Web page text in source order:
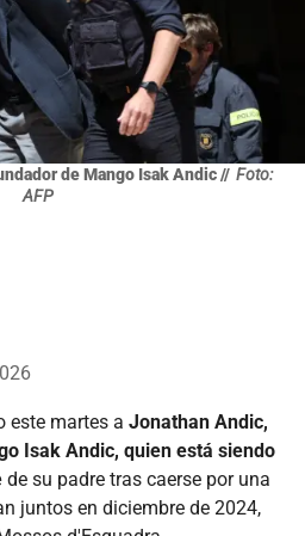
de Mango Isak Andic // Foto:
AFP
este martes a Jonathan Andic,
Isak Andic, quien está siendo
de su padre tras caerse por una
juntos en diciembre de 2024,